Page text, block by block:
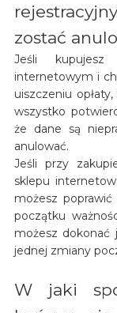
zostać
Jeśli
internetowym i
uiszczeniu
wszystko
że dane są
anulować.
Jeśli przy
sklepu
możesz
początku
możesz dokonać
jednej zmiany
W jaki